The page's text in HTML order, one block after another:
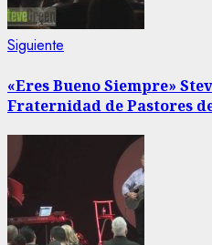
Siguiente
«Eres Bueno Siempre»
Fraternidad de Pastores